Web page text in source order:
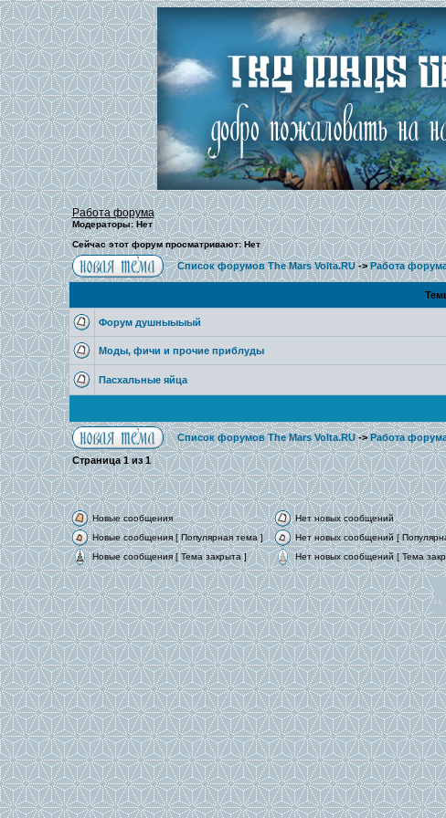
Работа форума
Модераторы: Нет
Сейчас этот форум просматривают: Нет
Список форумов The Mars Volta.RU->Работа
Форум душныыыый
Моды, фичи и прочие приблуды
Пасхальные яйца
Список форумов The Mars Volta.RU->Работа
Страница1из1
Новые сообщения Нет новых сообщений
Новые сообщения [ Популярная тема ]
Нет новых сообщений [
Новые сообщения [ Тема закрыта ]
Нет новых сообщений [ Тема